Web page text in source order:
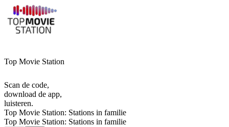
Top Movie Station
Scan de code,
download de app,
luisteren.
Top Movie Station: Stations in familie
Top Movie Station: Stations in familie